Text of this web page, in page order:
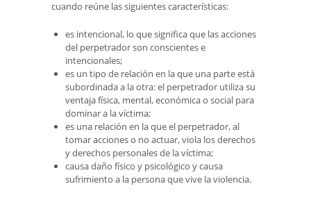
cuando reúne las siguientes características:
es intencional, lo que significa que las acciones
del perpetrador son conscientes e
intencionales;
es un tipo de relación en la que una parte está
subordinada a la otra: el perpetrador utiliza su
ventaja física, mental, económica o social para
dominar a la víctima;
es una relación en la que el perpetrador, al
tomar acciones o no actuar, viola los derechos
y derechos personales de la víctima;
causa daño físico y psicológico y causa
sufrimiento a la persona que vive la violencia.